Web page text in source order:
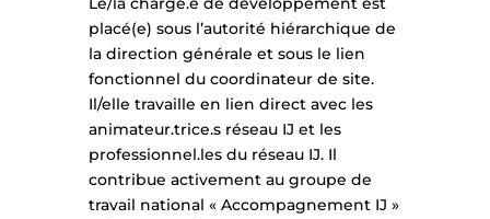
placé(e) sous l’autorité hiérarchique de
la direction générale et sous le lien
fonctionnel du coordinateur de site.
Il/elle travaille en lien direct avec les
animateur.trice.s réseau IJ et les
professionnel.les du réseau IJ. Il
contribue activement au groupe de
travail national « Accompagnement IJ »